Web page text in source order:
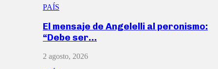
PAÍS
El mensaje de Angelelli al peronismo:
“Debe ser…
2 agosto, 2026